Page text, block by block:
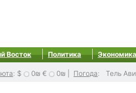
Восток Политика Экономика
: $ 0₪ € 0₪ Погода: Тель